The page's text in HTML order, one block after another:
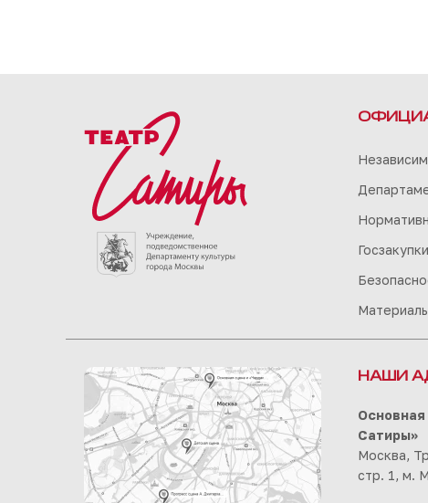
Госзакупки
НАШИ
Сатиры»
Москва,
стр. 1, м.